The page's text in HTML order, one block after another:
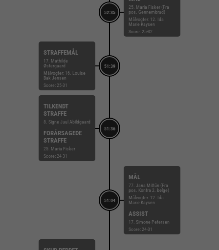
52:35
25. Maria Fisker (Fra
pos. Gennembrud)
Målvogter: 12. Ida
Marie Kaysen
Score: 25-32
51:39
STRAFFEMÅL
17. Mathilde
Østergaard
Målvogter: 16. Louise
Bak Jensen
Score: 25-31
51:36
TILKENDT
STRAFFE
8. Signe Juul Abildgaard
FORÅRSAGEDE
STRAFFE
25. Maria Fisker
Score: 24-31
51:04
MÅL
77. Jana Mittún (Fra
pos. Kontra 2. bølge)
Målvogter: 12. Ida
Marie Kaysen
ASSIST
17. Simone Petersen
Score: 24-31